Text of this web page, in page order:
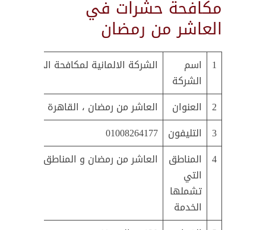
مكافحة حشرات في
العاشر من رمضان
1
اسم
الشركة
الشركة الالمانية لمكافحة الحشرات
2 العنوان
العاشر من رمضان ، القاهرة ، مصر
3
التليفون 01008264177
4
المناطق
التي
تشملها
الخدمة
العاشر من رمضان و المناطق المجاورة